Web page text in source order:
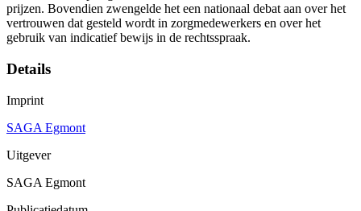
prijzen. Bovendien zwengelde het een nationaal debat aan over het
vertrouwen dat gesteld wordt in zorgmedewerkers en over het
gebruik van indicatief bewijs in de rechtsspraak.
Details
Imprint
SAGA Egmont
Uitgever
SAGA Egmont